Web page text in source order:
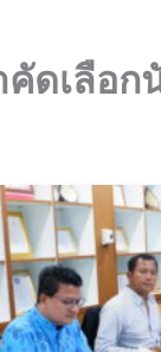
เลือก